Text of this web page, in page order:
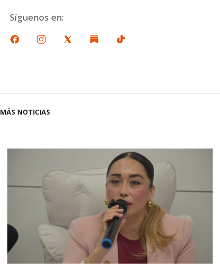
Síguenos en:
MÁS NOTICIAS